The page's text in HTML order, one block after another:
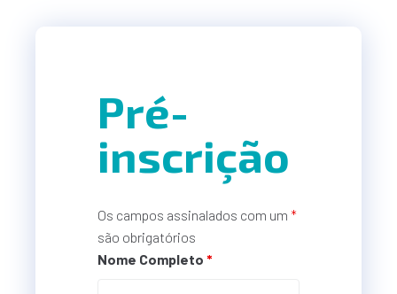
Pré-
inscrição
Os campos assinalados com um *
são obrigatórios
Nome Completo *